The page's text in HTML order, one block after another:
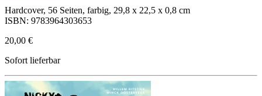
Hardcover, 56 Seiten, farbig, 29,8 x 22,5 x 0,8 cm
ISBN: 9783964303653
20,00 €
Sofort lieferbar